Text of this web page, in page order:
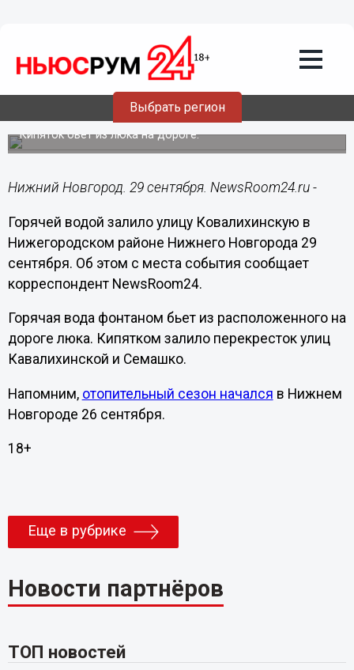
Выбрать регион
29.09.201710:59
Горячей водой залило улицу
Ковалихинскую
Кипяток бьет из люка на дороге.
Нижний Новгород. 29 сентября. NewsRoom24.ru -
Горячей водой залило улицу Ковалихинскую в
Нижегородском районе Нижнего Новгорода 29
сентября. Об этом с места события сообщает
корреспондент NewsRoom24.
Горячая вода фонтаном бьет из расположенного на
дороге люка. Кипятком залило перекресток улиц
Кавалихинской и Семашко.
Напомним, отопительный сезон начался в Нижнем
Новгороде 26 сентября.
18+
Еще в рубрике
Новости партнёров
ТОП новостей